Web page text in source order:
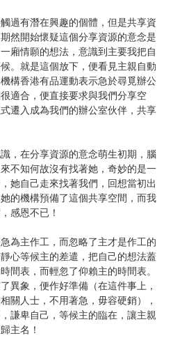
過有潛在興趣的個體，但是共享資
然開始懷疑這個分享資源的意念是
廂情願的想法，意識到主要我把自
。就是這個放下，便看見主親自動
構香港有品運動表示急於尋覓辦公
適合，便直接要求與我們分享空
遷入成為我們的辦公室伙伴，共享
，在分享資源的意念萌生初期，腦
不知何故沒有找著她，奇妙的是一
她自己走來找著我們，回想當初出
的機構預備了這個共享空間，而我
感恩不已！
為主作工，而忽略了主才是作工的
心等候主的差遣，把自己的想法蓋
間表，而輕忽了仰賴主的時間表。
異象，便作好準備（在這件事上，
關人士，不用著急，毋容硬銷），
謙卑自己，等候主的臨在，讓主親
主名！